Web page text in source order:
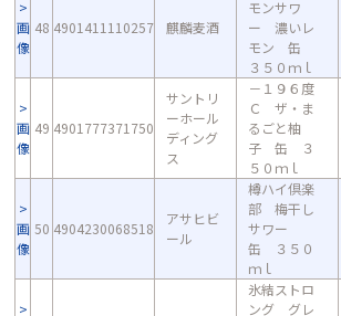
画
像
48 4901411110257 麒麟麦酒
モンサワ
ー 濃いレ
モン 缶
３５０ｍｌ
画
像
49 4901777371750
サントリ
ーホール
ディング
ス
－１９６度
Ｃ ザ・ま
るごと柚
子 缶 ３
５０ｍｌ
画
像
50 4904230068518
アサヒビ
ール
樽ハイ倶楽
部 梅干し
サワー
缶 ３５０
ｍｌ
氷結ストロ
ング グレ